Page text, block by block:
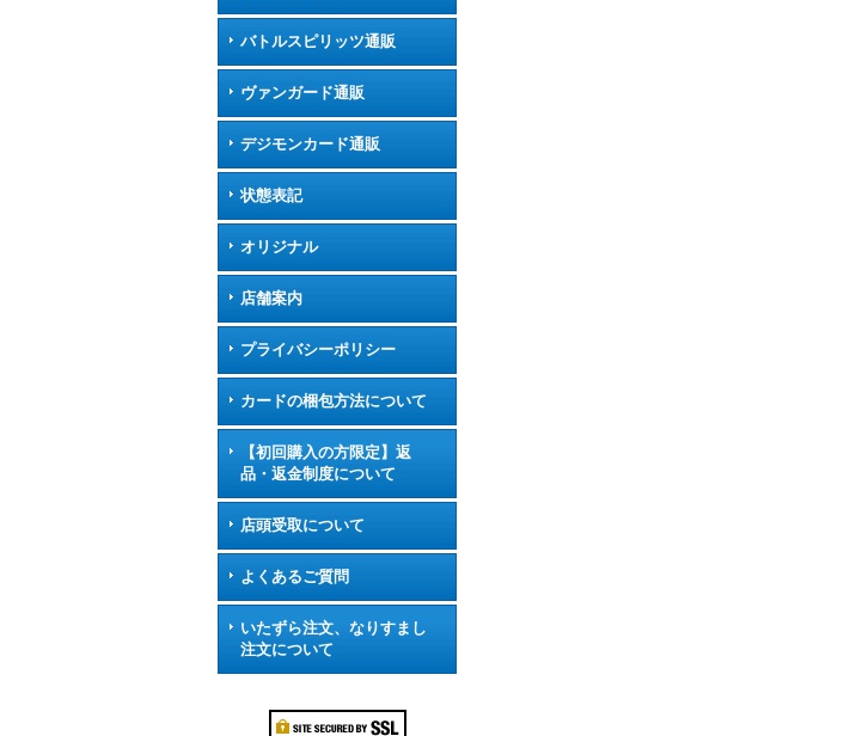
バトルスピリッツ通販
ヴァンガード通販
デジモンカード通販
状態表記
オリジナル
店舗案内
プライバシーポリシー
カードの梱包方法について
【初回購入の方限定】返
品・返金制度について
店頭受取について
よくあるご質問
いたずら注文、なりすまし
注文について